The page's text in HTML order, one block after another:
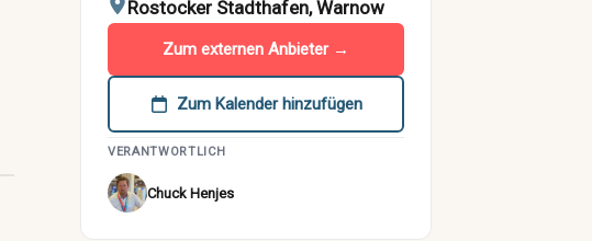
Rostocker Stadthafen, Warnow
Zum externen Anbieter →
Zum Kalender hinzufügen
VERANTWORTLICH
Chuck Henjes